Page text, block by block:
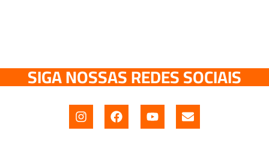
SIGA NOSSAS REDES SOCIAIS